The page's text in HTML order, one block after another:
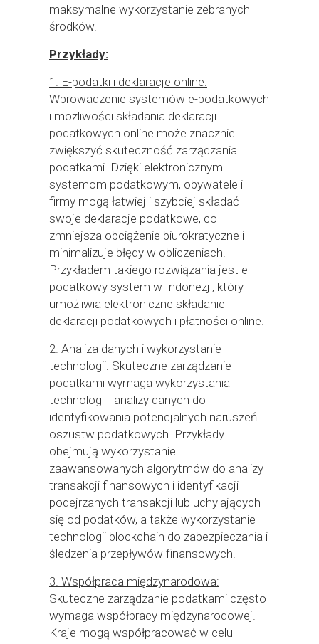
maksymalne wykorzystanie zebranych
środków.
Przykłady:
1. E-podatki i deklaracje online:
Wprowadzenie systemów e-podatkowych
i możliwości składania deklaracji
podatkowych online może znacznie
zwiększyć skuteczność zarządzania
podatkami. Dzięki elektronicznym
systemom podatkowym, obywatele i
firmy mogą łatwiej i szybciej składać
swoje deklaracje podatkowe, co
zmniejsza obciążenie biurokratyczne i
minimalizuje błędy w obliczeniach.
Przykładem takiego rozwiązania jest e-
podatkowy system w Indonezji, który
umożliwia elektroniczne składanie
deklaracji podatkowych i płatności online.
2. Analiza danych i wykorzystanie
technologii: Skuteczne zarządzanie
podatkami wymaga wykorzystania
technologii i analizy danych do
identyfikowania potencjalnych naruszeń i
oszustw podatkowych. Przykłady
obejmują wykorzystanie
zaawansowanych algorytmów do analizy
transakcji finansowych i identyfikacji
podejrzanych transakcji lub uchylających
się od podatków, a także wykorzystanie
technologii blockchain do zabezpieczania i
śledzenia przepływów finansowych.
3. Współpraca międzynarodowa:
Skuteczne zarządzanie podatkami często
wymaga współpracy międzynarodowej.
Kraje mogą współpracować w celu